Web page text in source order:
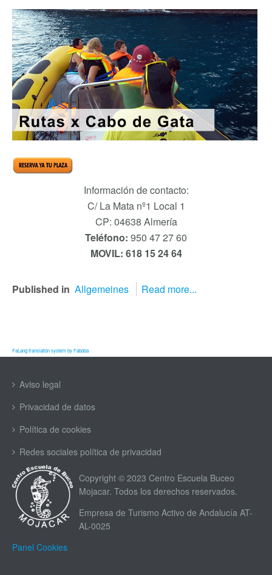
Información de contacto:
C/ La Mata nº1 Local 1
CP: 04638 Almería
Teléfono: 950 47 27 60
MOVIL: 618 15 24 64
Published in Allgemeines Read more...
FaLang translation system by Faboba
Aviso legal
Privacidad de datos
Política de cookies
Redes sociales política de privacidad
Copyright © 2023 Centro Escuela Buceo
Mojacar. Todos los derechos reservados.
Empresa de Turismo Activo de Andalucía AT-
AL-0025
Panel Cookies